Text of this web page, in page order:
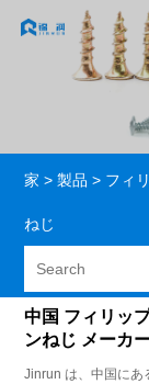
家 > 製品 > フィ
ねじ
中国 フィリッ
ンねじ メーカ
Jinrun は、中国にあ